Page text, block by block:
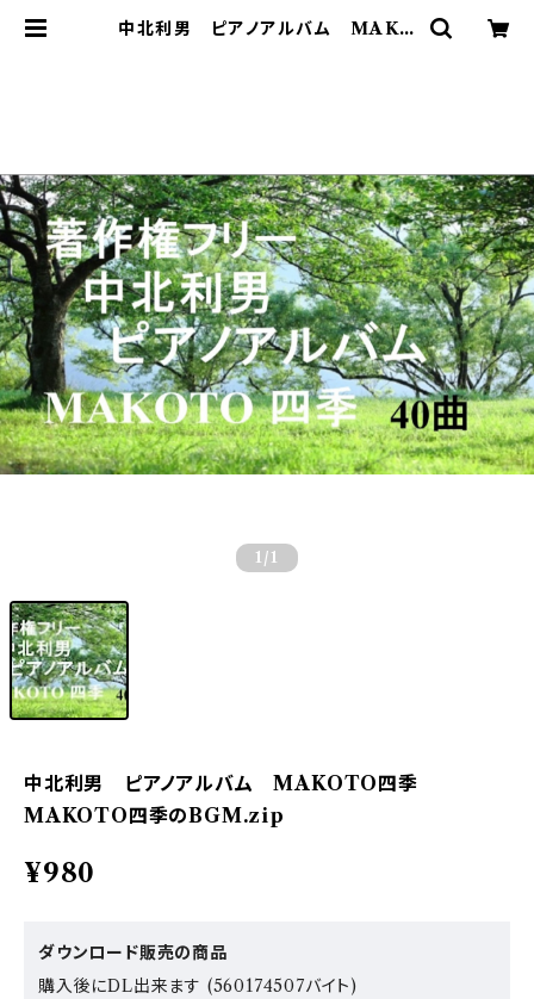
中北利男 ピアノアルバム MAKO
1 /1
中北利男 ピアノアルバム MAKOTO四季
MAKOTO四季のBGM.zip
¥980
ダウンロード販売の商品
購入後にDL出来ます (560174507バイト)